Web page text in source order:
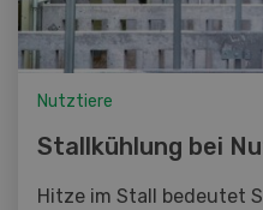
Nutztiere
Stallkühlung bei
Hitze im Stall bedeutet